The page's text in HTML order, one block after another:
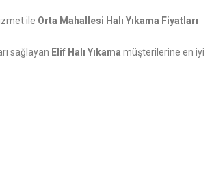
ile Orta Mahallesi Halı Yıkama Fiyatları
sağlayan Elif Halı Yıkama müşterilerine en iyi